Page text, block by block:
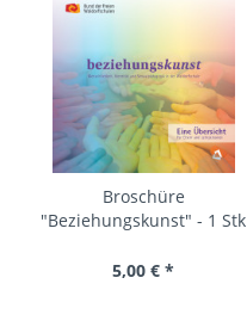
Broschüre
"Beziehungskunst" - 1 Stk
5,00 € *